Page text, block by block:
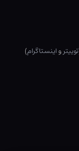
توییترواینستاگرام)